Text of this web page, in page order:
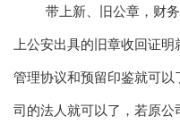
带上新、旧公章，财
上公安出具的旧章收回证
管理协议和预留印鉴就可
司的法人就可以了，若原